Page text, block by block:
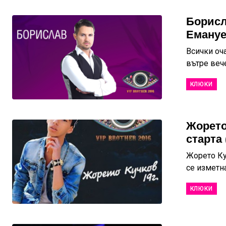
Всички
вътре
КЛЮКИ
Жорето
се
КЛЮКИ